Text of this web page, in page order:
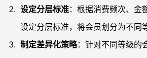
设定分层标准：根据消费频次、金
设定分层标准，将会员划分为不同
制定差异化策略：针对不同等级的